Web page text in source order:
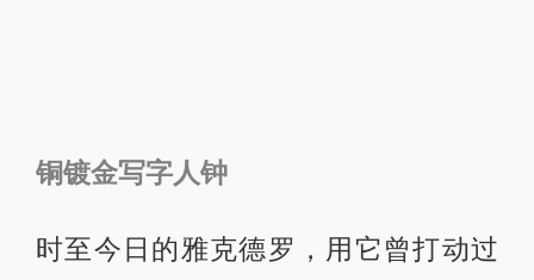
铜镀金写字人钟
时至今日的雅克德罗，用它曾打动过